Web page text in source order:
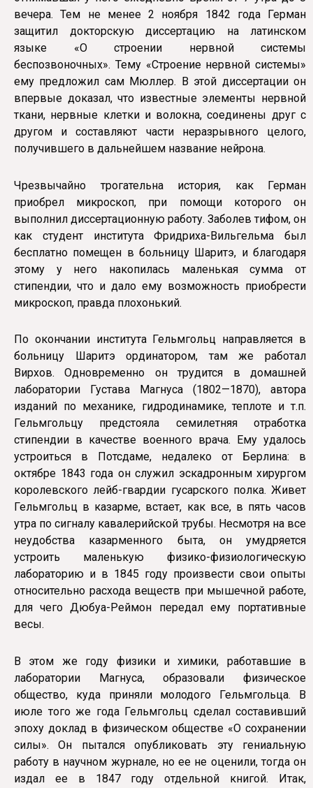
вечера. Тем не менее 2 ноября 1842 года Герман
защитил докторскую диссертацию на латинском
языке «О строении нервной системы
беспозвоночных». Тему «Строение нервной системы»
ему предложил сам Мюллер. В этой диссертации он
впервые доказал, что известные элементы нервной
ткани, нервные клетки и волокна, соединены друг с
другом и составляют части неразрывного целого,
получившего в дальнейшем название нейрона.
Чрезвычайно трогательна история, как Герман
приобрел микроскоп, при помощи которого он
выполнил диссертационную работу. Заболев тифом, он
как студент института Фридриха-Вильгельма был
бесплатно помещен в больницу Шаритэ, и благодаря
этому у него накопилась маленькая сумма от
стипендии, что и дало ему возможность приобрести
микроскоп, правда плохонький.
По окончании института Гельмгольц направляется в
больницу Шаритэ ординатором, там же работал
Вирхов. Одновременно он трудится в домашней
лаборатории Густава Магнуса (1802—1870), автора
изданий по механике, гидродинамике, теплоте и т.п.
Гельмгольцу предстояла семилетняя отработка
стипендии в качестве военного врача. Ему удалось
устроиться в Потсдаме, недалеко от Берлина: в
октябре 1843 года он служил эскадронным хирургом
королевского лейб-гвардии гусарского полка. Живет
Гельмгольц в казарме, встает, как все, в пять часов
утра по сигналу кавалерийской трубы. Несмотря на все
неудобства казарменного быта, он умудряется
устроить маленькую физико-физиологическую
лабораторию и в 1845 году произвести свои опыты
относительно расхода веществ при мышечной работе,
для чего Дюбуа-Реймон передал ему портативные
весы.
В этом же году физики и химики, работавшие в
лаборатории Магнуса, образовали физическое
общество, куда приняли молодого Гельмгольца. В
июле того же года Гельмгольц сделал составивший
эпоху доклад в физическом обществе «О сохранении
силы». Он пытался опубликовать эту гениальную
работу в научном журнале, но ее не оценили, тогда он
издал ее в 1847 году отдельной книгой. Итак,